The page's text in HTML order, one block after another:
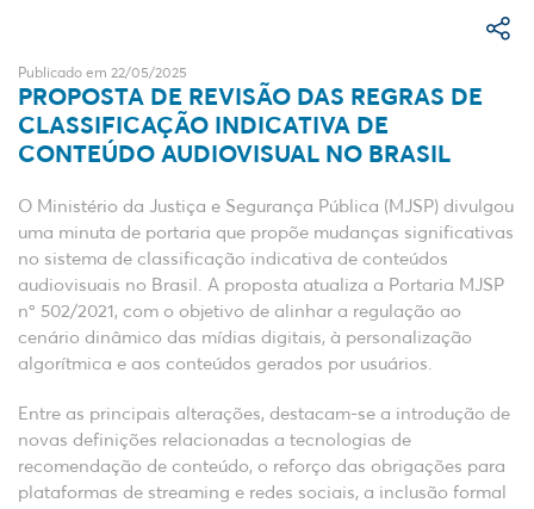
Publicado em 22/05/2025
PROPOSTA DE REVISÃO DAS REGRAS DE
CLASSIFICAÇÃO INDICATIVA DE
CONTEÚDO AUDIOVISUAL NO BRASIL
O Ministério da Justiça e Segurança Pública (MJSP) divulgou
uma minuta de portaria que propõe mudanças significativas
no sistema de classificação indicativa de conteúdos
audiovisuais no Brasil. A proposta atualiza a Portaria MJSP
nº 502/2021, com o objetivo de alinhar a regulação ao
cenário dinâmico das mídias digitais, à personalização
algorítmica e aos conteúdos gerados por usuários.
Entre as principais alterações, destacam-se a introdução de
novas definições relacionadas a tecnologias de
recomendação de conteúdo, o reforço das obrigações para
plataformas de streaming e redes sociais, a inclusão formal